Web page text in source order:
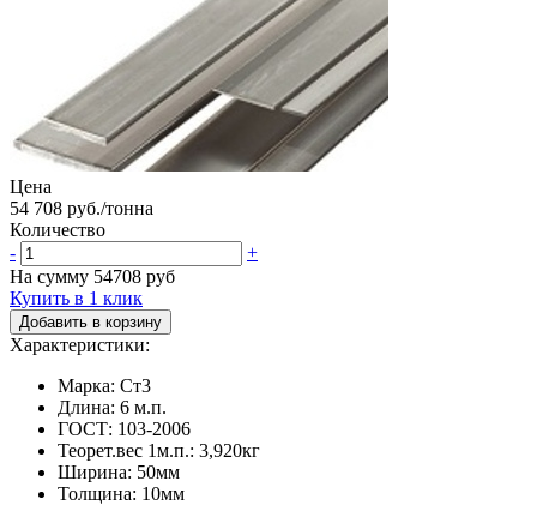
Цена
54 708 руб./тонна
Количество
-
+
На сумму 54708 руб
Купить в 1 клик
Добавить в корзину
Характеристики:
Марка: Ст3
Длина: 6 м.п.
ГОСТ: 103-2006
Теорет.вес 1м.п.: 3,920кг
Ширина: 50мм
Толщина: 10мм